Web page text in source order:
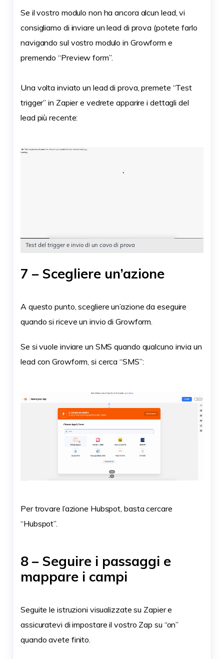
Se il vostro modulo non ha ancora alcun lead, vi
consigliamo di inviare un lead di prova (potete farlo
navigando sul vostro modulo in Growform e
premendo “Preview form”.
Una volta inviato un lead di prova, premete “Test
trigger” in Zapier e vedrete apparire i dettagli del
lead più recente:
Test del trigger e invio di un cavo di prova
7 – Scegliere un’azione
A questo punto, scegliere un’azione da eseguire
quando si riceve un invio di Growform.
Se si vuole inviare un SMS quando qualcuno invia un
lead con Growform, si cerca “SMS”:
Per trovare l’azione Hubspot, basta cercare
“Hubspot”.
8 – Seguire i passaggi e
mappare i campi
Seguite le istruzioni visualizzate su Zapier e
assicuratevi di impostare il vostro Zap su “on”
quando avete finito.